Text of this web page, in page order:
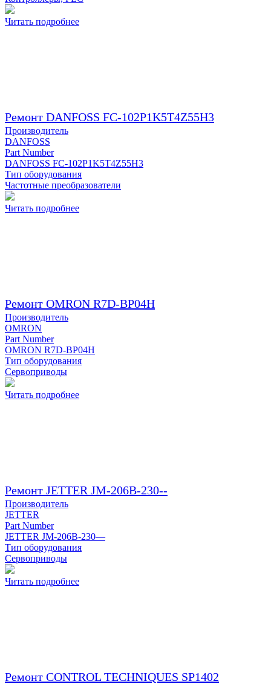
Читать подробнее
Ремонт DANFOSS FC-102P1K5T4Z55H3
Производитель
DANFOSS
Part Number
DANFOSS FC-102P1K5T4Z55H3
Тип оборудования
Частотные преобразователи
Читать подробнее
Ремонт OMRON R7D-BP04H
Производитель
OMRON
Part Number
OMRON R7D-BP04H
Тип оборудования
Сервоприводы
Читать подробнее
Ремонт JETTER JM-206B-230--
Производитель
JETTER
Part Number
JETTER JM-206B-230—
Тип оборудования
Сервоприводы
Читать подробнее
Ремонт CONTROL TECHNIQUES SP1402